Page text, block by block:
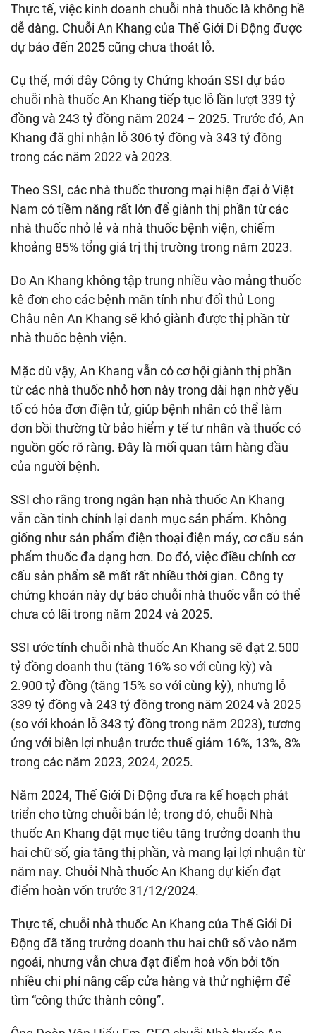
Thực tế, việc kinh doanh chuỗi nhà thuốc là không hề
dễ dàng. Chuỗi An Khang của Thế Giới Di Động được
dự báo đến 2025 cũng chưa thoát lỗ.
Cụ thể, mới đây Công ty Chứng khoán SSI dự báo
chuỗi nhà thuốc An Khang tiếp tục lỗ lần lượt 339 tỷ
đồng và 243 tỷ đồng năm 2024 – 2025. Trước đó, An
Khang đã ghi nhận lỗ 306 tỷ đồng và 343 tỷ đồng
trong các năm 2022 và 2023.
Theo SSI, các nhà thuốc thương mại hiện đại ở Việt
Nam có tiềm năng rất lớn để giành thị phần từ các
nhà thuốc nhỏ lẻ và nhà thuốc bệnh viện, chiếm
khoảng 85% tổng giá trị thị trường trong năm 2023.
Do An Khang không tập trung nhiều vào mảng thuốc
kê đơn cho các bệnh mãn tính như đối thủ Long
Châu nên An Khang sẽ khó giành được thị phần từ
nhà thuốc bệnh viện.
Mặc dù vậy, An Khang vẫn có cơ hội giành thị phần
từ các nhà thuốc nhỏ hơn này trong dài hạn nhờ yếu
tố có hóa đơn điện tử, giúp bệnh nhân có thể làm
đơn bồi thường từ bảo hiểm y tế tư nhân và thuốc có
nguồn gốc rõ ràng. Đây là mối quan tâm hàng đầu
của người bệnh.
SSI cho rằng trong ngắn hạn nhà thuốc An Khang
vẫn cần tinh chỉnh lại danh mục sản phẩm. Không
giống như sản phẩm điện thoại điện máy, cơ cấu sản
phẩm thuốc đa dạng hơn. Do đó, việc điều chỉnh cơ
cấu sản phẩm sẽ mất rất nhiều thời gian. Công ty
chứng khoán này dự báo chuỗi nhà thuốc vẫn có thể
chưa có lãi trong năm 2024 và 2025.
SSI ước tính chuỗi nhà thuốc An Khang sẽ đạt 2.500
tỷ đồng doanh thu (tăng 16% so với cùng kỳ) và
2.900 tỷ đồng (tăng 15% so với cùng kỳ), nhưng lỗ
339 tỷ đồng và 243 tỷ đồng trong năm 2024 và 2025
(so với khoản lỗ 343 tỷ đồng trong năm 2023), tương
ứng với biên lợi nhuận trước thuế giảm 16%, 13%, 8%
trong các năm 2023, 2024, 2025.
Năm 2024, Thế Giới Di Động đưa ra kế hoạch phát
triển cho từng chuỗi bán lẻ; trong đó, chuỗi Nhà
thuốc An Khang đặt mục tiêu tăng trưởng doanh thu
hai chữ số, gia tăng thị phần, và mang lại lợi nhuận từ
năm nay. Chuỗi Nhà thuốc An Khang dự kiến đạt
điểm hoàn vốn trước 31/12/2024.
Thực tế, chuỗi nhà thuốc An Khang của Thế Giới Di
Động đã tăng trưởng doanh thu hai chữ số vào năm
ngoái, nhưng vẫn chưa đạt điểm hoà vốn bởi tốn
nhiều chi phí nâng cấp cửa hàng và thử nghiệm để
tìm “công thức thành công”.